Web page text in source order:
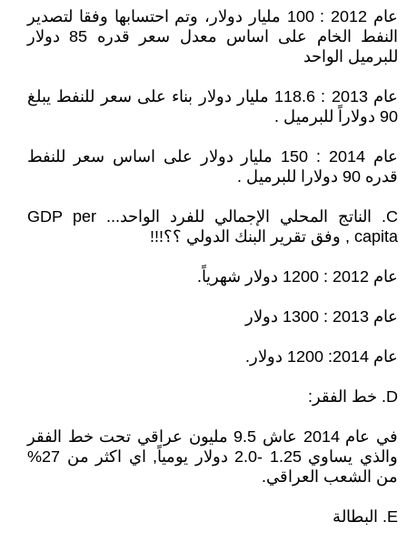
عام 2012 : 100 مليار دولار، وتم احتسابها وفقا لتصدير
النفط الخام على اساس معدل سعر قدره 85 دولار
للبرميل الواحد
عام 2013 : 118.6 مليار دولار بناء على سعر للنفط يبلغ
90 دولاراً للبرميل .
عام 2014 : 150 مليار دولار على اساس سعر للنفط
قدره 90 دولارا للبرميل .
C. الناتج المحلي الإجمالي للفرد الواحد... GDP per
capita , وفق تقرير البنك الدولي ؟؟!!!
عام 2012 : 1200 دولار شهرياً.
عام 2013 : 1300 دولار
عام 2014: 1200 دولار.
D. خط الفقر:
في عام 2014 عاش 9.5 مليون عراقي تحت خط الفقر
والذي يساوي 1.25 -2.0 دولار يومياً, اي اكثر من 27%
من الشعب العراقي.
E. البطالة